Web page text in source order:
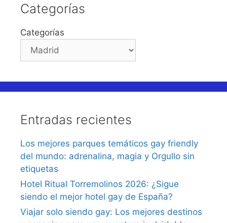
Categorías
Categorías
Entradas recientes
Los mejores parques temáticos gay friendly
del mundo: adrenalina, magia y Orgullo sin
etiquetas
Hotel Ritual Torremolinos 2026: ¿Sigue
siendo el mejor hotel gay de España?
Viajar solo siendo gay: Los mejores destinos